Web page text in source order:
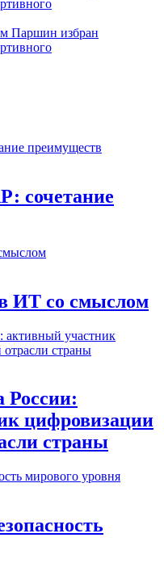
Паршин избран
сочетание
ИТ со смыслом
России:
цифровизации
страны